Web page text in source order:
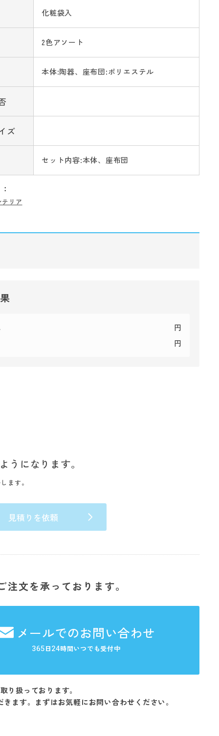
化粧袋入
2色アソート
本体:陶器、座布団:ポリエステル
ズ
セット内容:本体、座布団
リア
円
円
うになります。
ます。
見積りを依頼
文を承っております。
メールでのお問い合わせ
365日24時間いつでも受付中
り扱っております。
ます。まずはお気軽にお問い合わせください。